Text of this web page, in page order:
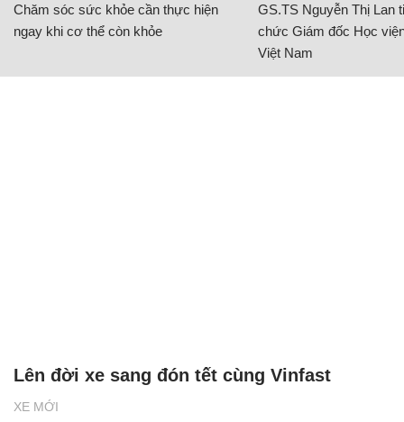
Chăm sóc sức khỏe cần thực hiện
ngay khi cơ thể còn khỏe
GS.TS Nguyễn Thị Lan
chức Giám đốc Học
Việt Nam
XE MỚI
Lên đời xe sang đón tết cùng Vinfast